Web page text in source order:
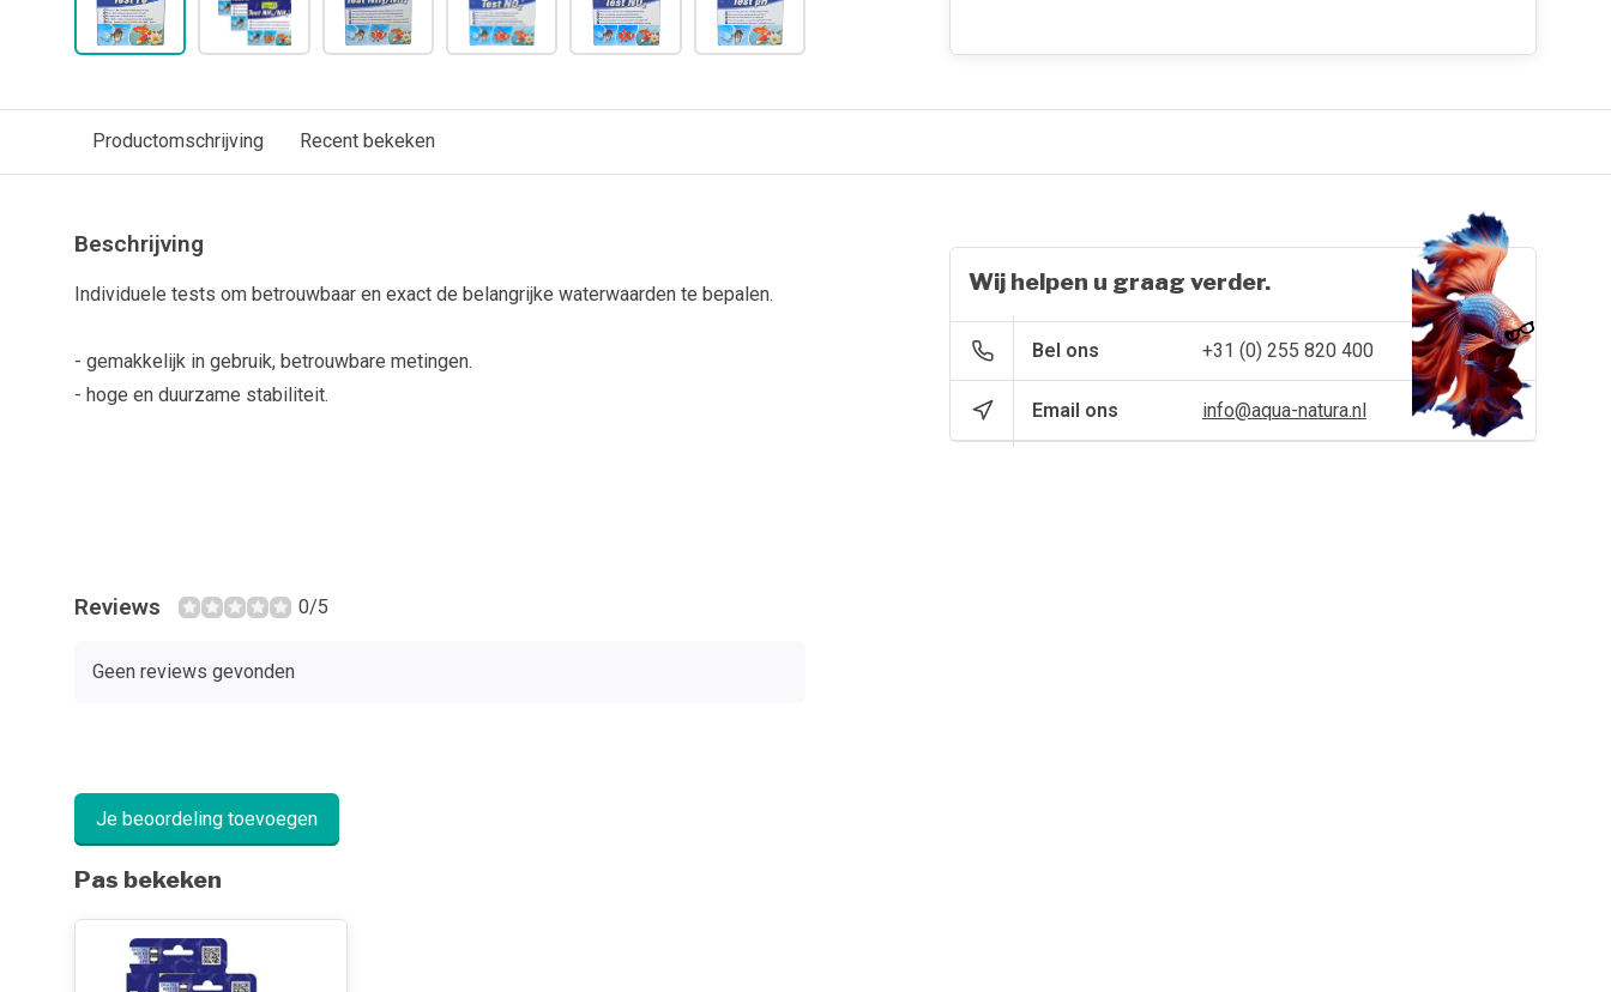
Productomschrijving Recent bekeken
Beschrijving
Individuele tests om betrouwbaar en exact de belangrijke waterwaarden te bepalen.
- gemakkelijk in gebruik, betrouwbare metingen.
- hoge en duurzame stabiliteit.
Reviews 0/5
Geen reviews gevonden
Je beoordeling toevoegen
Wij helpen u graag verder.
Bel ons +31 (0) 255 820 400
Email ons info@aqua-natura.nl
Pas bekeken